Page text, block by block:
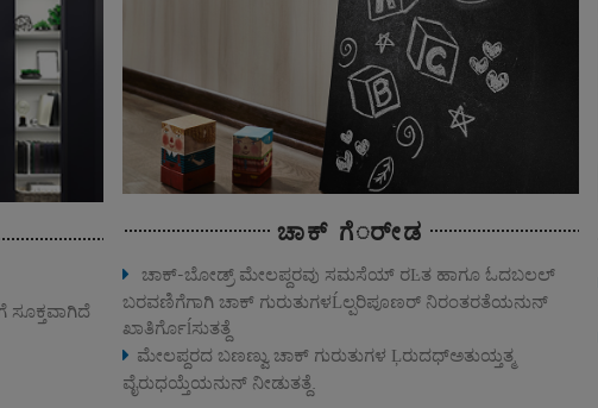
ಸೂಕ್ತವಾಗಿದೆ
ಚಾಕ್ ಗೆರ್ೕಡ
ಚಾಕ್‐ಬೋಡ್ರ್ ಮೇಲಪ್ದರವು ಸಮಸೆಯ್ ರĿತ ಹಾಗೂ ಓದಬಲಲ್
ಬರವಣಿಗೆಗಾಗಿ ಚಾಕ್ ಗುರುತುಗಳĹಲ್ಪರಿಪೂಣರ್ ನಿರಂತರತೆಯನುನ್
ಖಾತಿರ್ಗೊĺಸುತತ್ದೆ
ಮೇಲಪ್ದರದ ಬಣಣ್ವು ಚಾಕ್ ಗುರುತುಗಳ Ļರುದಧ್ಅತುಯ್ತತ್ಮ
ವೈರುಧಯ್ತೆಯನುನ್ ನೀಡುತತ್ದೆ.